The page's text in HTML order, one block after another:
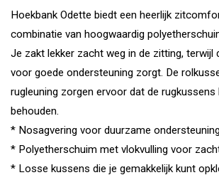
Hoekbank Odette biedt een heerlijk
combinatie van hoogwaardig
Je zakt lekker zacht weg in de zitting, terwijl
voor goede ondersteuning zorgt. De
rugleuning zorgen ervoor dat de rugkussens
behouden.
* Nosagvering voor duurzame
* Polyetherschuim met vlokvulling voor
* Losse kussens die je gemakkelijk kunt